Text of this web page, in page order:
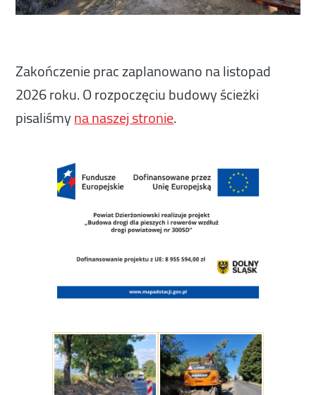
Zakończenie prac zaplanowano na listopad
2026 roku. O rozpoczęciu budowy ścieżki
pisaliśmyna naszej stronie.